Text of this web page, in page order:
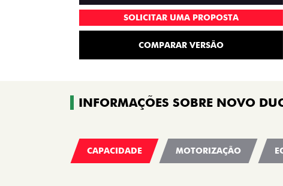
SOLICITAR UMA PROPOSTA
COMPARAR VERSÃO
INFORMAÇÕES SOBRE NOVO
CAPACIDADE MOTORIZAÇÃO